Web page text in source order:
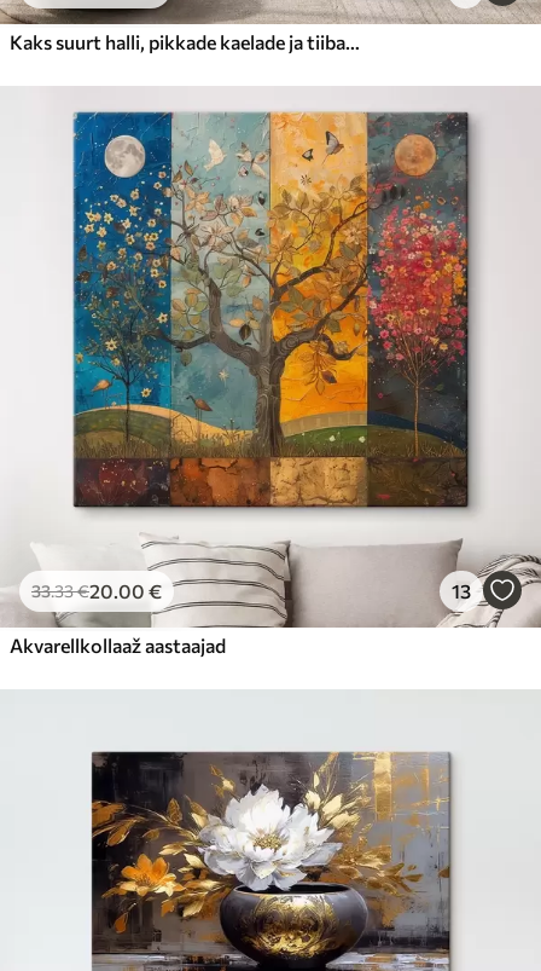
Kaks suurt halli, pikkade kaelade ja tiibadega kraanat, mis seisavad puudest ümbritsetud udujärves
33.33€20.00 € 13
Akvarellkollaaž aastaajad